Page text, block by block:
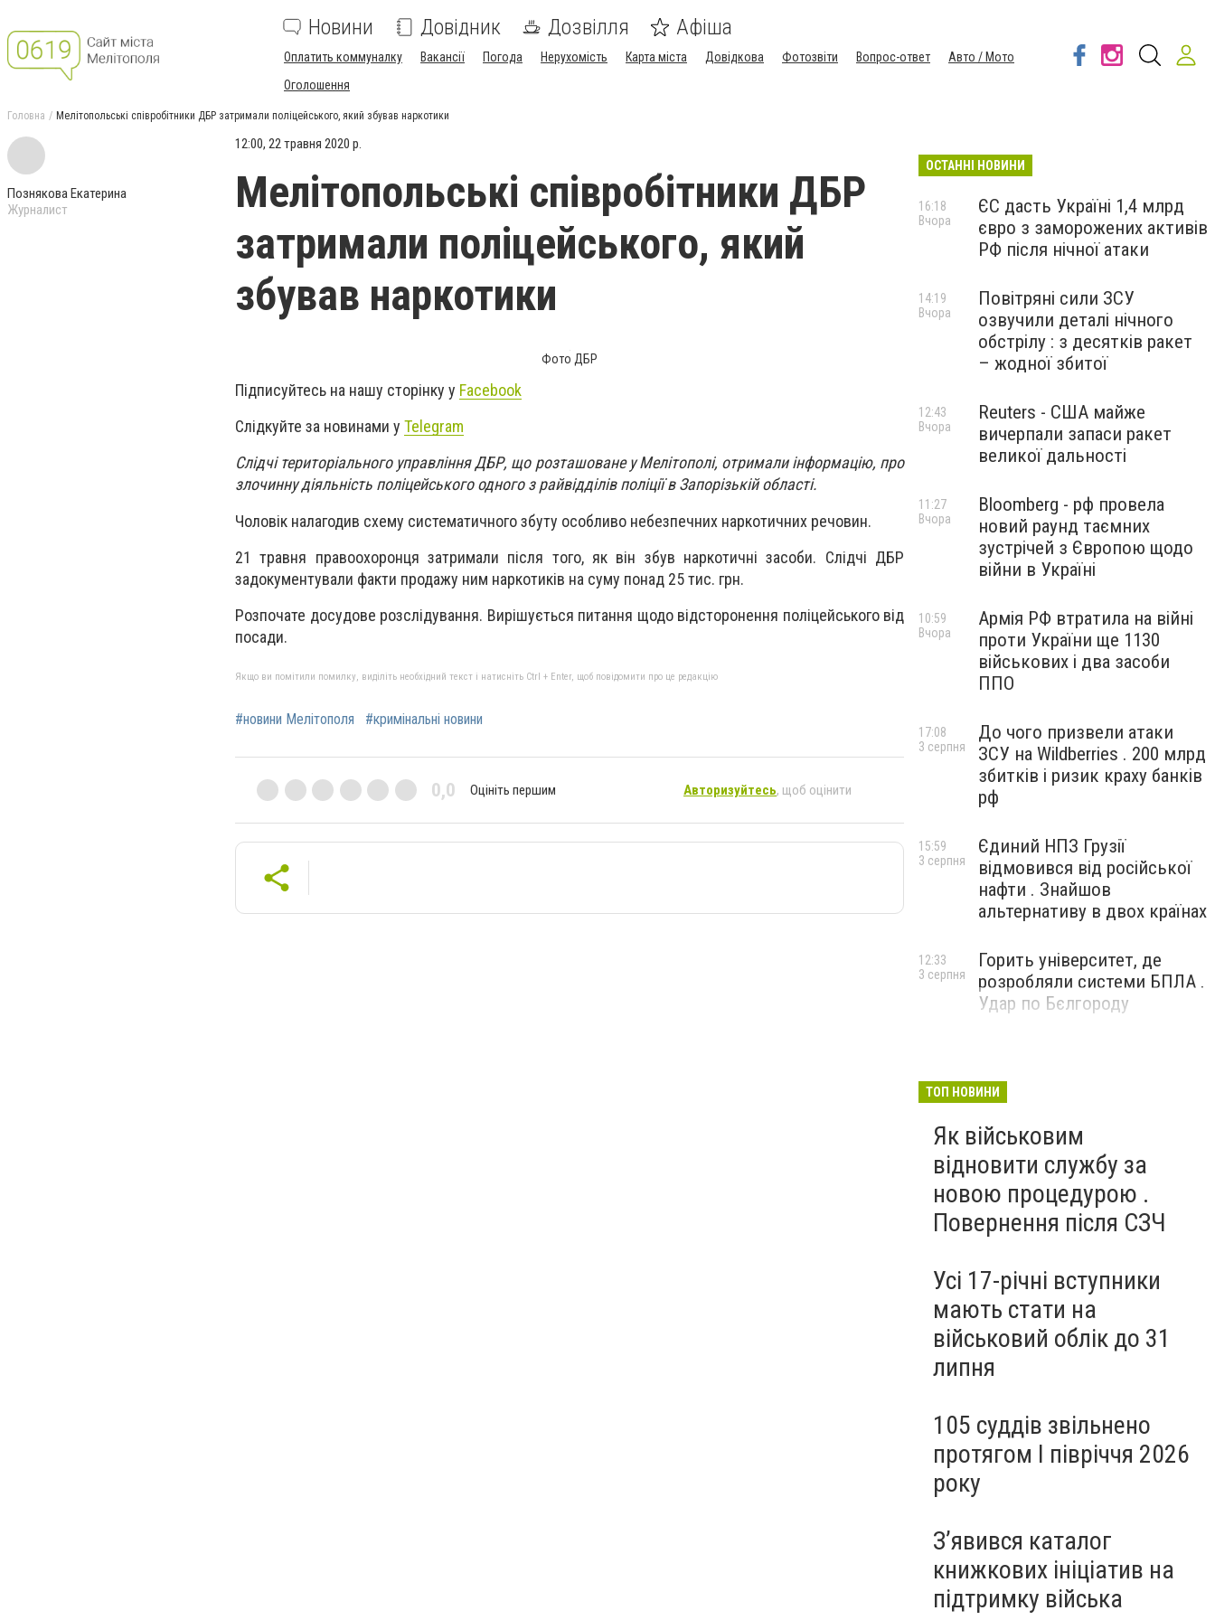
Новини Довідник Дозвілля Афіша
Оплатить коммуналку Вакансії Погода Нерухомість Карта міста Довідкова Фотозвіти Вопрос-ответ
Авто / Мото
Оголошення
Головна Мелітопольські співробітники ДБР затримали поліцейського, який збував наркотики
Познякова Екатерина
Журналист
12:00, 22 травня 2020 р.
Мелітопольські співробітники ДБР
затримали поліцейського, який
збував наркотики
Фото ДБР
Підписуйтесь на нашу сторінку у Facebook
Слідкуйте за новинами у Telegram
Слідчі територіального управління ДБР, що розташоване у Мелітополі, отримали інформацію, про
злочинну діяльність поліцейського одного з райвідділів поліції в Запорізькій області.
Чоловік налагодив схему систематичного збуту особливо небезпечних наркотичних речовин.
21 травня правоохоронця затримали після того, як він збув наркотичні засоби. Слідчі ДБР
задокументували факти продажу ним наркотиків на суму понад 25 тис. грн.
Розпочате досудове розслідування. Вирішується питання щодо відсторонення поліцейського від
посади.
Якщо ви помітили помилку, виділіть необхідний текст і натисніть Ctrl + Enter, щоб повідомити про це редакцію
#новини Мелітополя #кримінальні новини
0,0 Оцініть першим Авторизуйтесь, щоб оцінити
ОСТАННІ НОВИНИ
ЄС дасть Україні 1,4 млрд
євро з заморожених активів
РФ після нічної атаки
16:18
Вчора
Повітряні сили ЗСУ
озвучили деталі нічного
обстрілу : з десятків ракет
– жодної збитої
14:19
Вчора
Reuters - США майже
вичерпали запаси ракет
великої дальності
12:43
Вчора
Bloomberg - рф провела
новий раунд таємних
зустрічей з Європою щодо
війни в Україні
11:27
Вчора
Армія РФ втратила на війні
проти України ще 1130
військових і два засоби
ППО
10:59
Вчора
До чого призвели атаки
ЗСУ на Wildberries . 200 млрд
збитків і ризик краху банків
рф
17:08
3 серпня
Єдиний НПЗ Грузії
відмовився від російської
нафти . Знайшов
альтернативу в двох країнах
15:59
3 серпня
Горить університет, де
розробляли системи БПЛА .
Удар по Бєлгороду
12:33
3 серпня
ТОП НОВИНИ
Як військовим
відновити службу за
новою процедурою .
Повернення після СЗЧ
Усі 17-річні вступники
мають стати на
військовий облік до 31
липня
105 суддів звільнено
протягом I півріччя 2026
року
З’явився каталог
книжкових ініціатив на
підтримку війська